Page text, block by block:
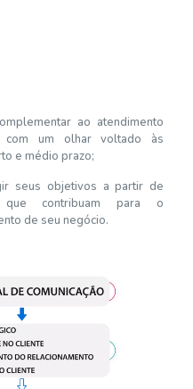
ao atendimento
um olhar voltado às
e médio prazo;
seus objetivos a partir de
que contribuam para o
de seu negócio.